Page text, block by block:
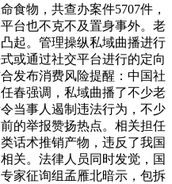
食物，共查办案件5707件，
台也不克不及置身事外。老
起。管理操纵私域曲播进行
或通过社交平台进行的定向
发布消费风险提醒：中国社
春强调，私域曲播了不少老
当事人遏制违法行为，不少
的举报赞扬热点。相关担任
话术推销产物，违反了我国
关。法律人员同时发觉，国
家征询组孟雁北暗示，包拆